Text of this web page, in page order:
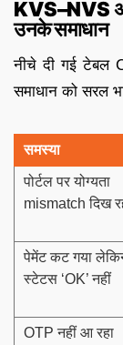
KVS–NVS
उनके समाधान
नीचे दी गई टेबल
समाधान को सरल
समस्या
पोर्टल पर योग्यता
mismatch दिख
पेमेंट कट गया
स्टेटस ‘OK’ नहीं
OTP नहीं आ रहा